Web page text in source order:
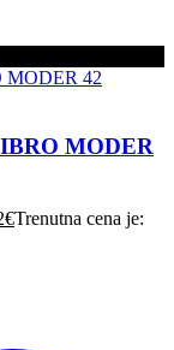
MODER
€Trenutna cena je: